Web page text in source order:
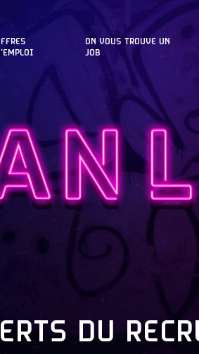
ON VOUS TROUVE UN
JOB
DU